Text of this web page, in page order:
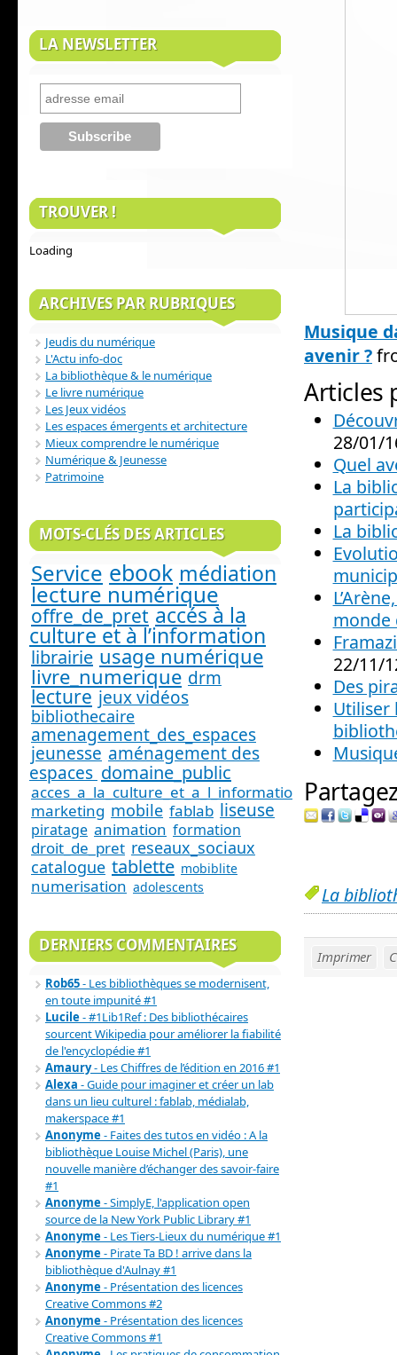
Musique
avenir ?
Articles
28/01/
Quel
La
La
monde
22/11/
Des
Utiliser
La
Imprimer
LA NEWSLETTER
TROUVER !
Loading
ARCHIVES PAR RUBRIQUES
Jeudis du numérique
L'Actu info-doc
La bibliothèque & le numérique
Le livre numérique
Les Jeux vidéos
Les espaces émergents et architecture
Mieux comprendre le numérique
Numérique & Jeunesse
Patrimoine
MOTS-CLÉS DES ARTICLES
Service ebook médiation
lecture numérique
offre_de_pret accés à la
culture et à l’information
librairie usage numérique
livre_numerique drm
lecture jeux vidéos
bibliothecaire
amenagement_des_espaces
jeunesse aménagement des
espaces domaine_public
acces_a_la_culture_et_a_l_information_
marketing mobile fablab liseuse
piratage animation formation
droit_de_pret reseaux_sociaux
catalogue tablette mobiblite
numerisation adolescents
DERNIERS COMMENTAIRES
Rob65- Les bibliothèques se modernisent,
en toute impunité #1
Lucile- #1Lib1Ref : Des bibliothécaires
sourcent Wikipedia pour améliorer la fiabilité
de l'encyclopédie #1
Amaury- Les Chiffres de l’édition en 2016 #1
Alexa - Guide pour imaginer et créer un lab
dans un lieu culturel : fablab, médialab,
makerspace #1
Anonyme- Faites des tutos en vidéo : A la
bibliothèque Louise Michel (Paris), une
nouvelle manière d’échanger des savoir-faire
#1
Anonyme- SimplyE, l'application open
source de la New York Public Library #1
Anonyme- Les Tiers-Lieux du numérique #1
Anonyme- Pirate Ta BD ! arrive dans la
bibliothèque d'Aulnay #1
Anonyme- Présentation des licences
Creative Commons #2
Anonyme- Présentation des licences
Creative Commons #1